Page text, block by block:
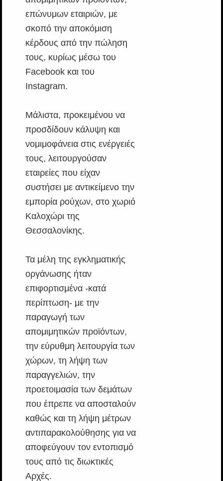
επώνυμων εταιριών, με
σκοπό την αποκόμιση
κέρδους από την πώληση
τους, κυρίως μέσω του
Facebook και του
Instagram.
Μάλιστα, προκειμένου να
προσδίδουν κάλυψη και
νομιμοφάνεια στις ενέργειές
τους, λειτουργούσαν
εταιρείες που είχαν
συστήσει με αντικείμενο την
εμπορία ρούχων, στο χωριό
Καλοχώρι της
Θεσσαλονίκης.
Τα μέλη της εγκληματικής
οργάνωσης ήταν
επιφορτισμένα -κατά
περίπτωση- με την
παραγωγή των
απομιμητικών προϊόντων,
την εύρυθμη λειτουργία των
χώρων, τη λήψη των
παραγγελιών, την
προετοιμασία των δεμάτων
που έπρεπε να αποσταλούν
καθώς και τη λήψη μέτρων
αντιπαρακολούθησης για να
αποφεύγουν τον εντοπισμό
τους από τις διωκτικές
Αρχές.